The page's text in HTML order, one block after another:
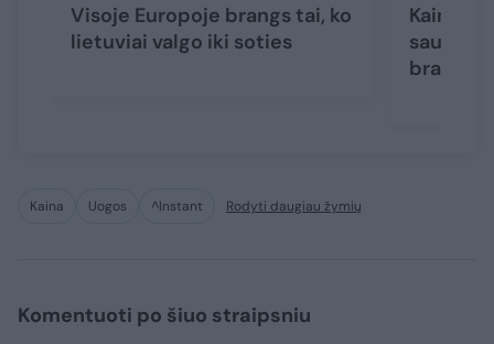
Visoje Europoje brangs tai, ko
lietuviai valgo iki soties
Kainos
sausros
Kaina Uogos ^Instant Rodyti daugiau žymių
Komentuoti po šiuo straipsniu